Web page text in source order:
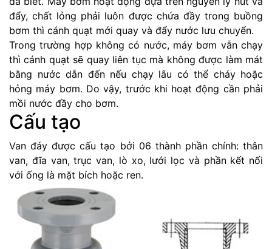
đẩy, chất lỏng phải luôn được chứa đầy trong buồng
bơm thì cánh quạt mới quay và đẩy nước lưu chuyển.
Trong trường hợp không có nước, máy bơm vẫn chạy
thì cánh quạt sẽ quay liên tục mà không được làm mát
bằng nước dẫn đến nếu chạy lâu có thể cháy hoặc
hỏng máy bơm. Do vậy, trước khi hoạt động cần phải
mồi nước đầy cho bơm.
Cấu tạo
Van đáy được cấu tạo bởi 06 thành phần chính: thân
van, đĩa van, trục van, lò xo, lưới lọc và phần kết nối
với ống là mặt bích hoặc ren.